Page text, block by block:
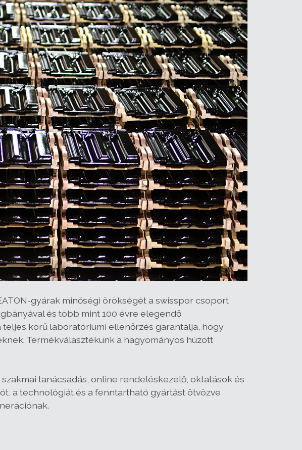
gyárak minőségi örökségét a swisspor csoport
és több mint 100 évre elegendő
körű laboratóriumi ellenőrzés garantálja, hogy
Termékválasztékunk a hagyományos húzott
tanácsadás, online rendeléskezelő, oktatások és
a technológiát és a fenntartható gyártást ötvözve